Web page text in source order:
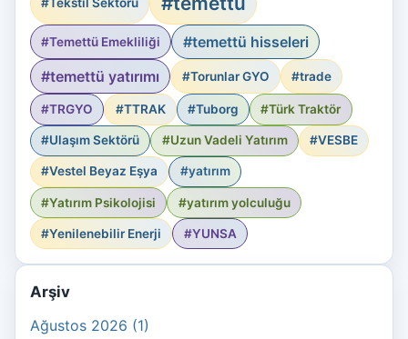
#Tekstil Sektörü
#Temettü Emekliliği
#temettü hisseleri
#temettü yatırımı
#Torunlar GYO #trade
#TRGYO #TTRAK #Tuborg #Türk Traktör
#Ulaşım Sektörü #Uzun Vadeli Yatırım #VESBE
#Vestel Beyaz Eşya #yatırım
#Yatırım Psikolojisi #yatırım yolculuğu
#Yenilenebilir Enerji #YUNSA
Arşiv
Ağustos 2026 (1)